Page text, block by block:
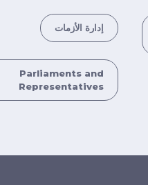
إدارة الأزمات
Parliaments and
Representatives